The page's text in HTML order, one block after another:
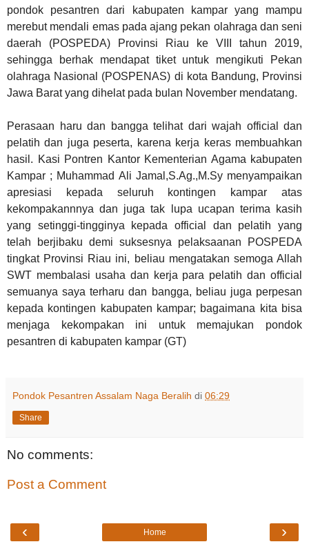
pondok pesantren dari kabupaten kampar yang mampu
merebut mendali emas pada ajang pekan olahraga dan seni
daerah (POSPEDA) Provinsi Riau ke VIII tahun 2019,
sehingga berhak mendapat tiket untuk mengikuti Pekan
olahraga Nasional (POSPENAS) di kota Bandung, Provinsi
Jawa Barat yang dihelat pada bulan November mendatang.
Perasaan haru dan bangga telihat dari wajah official dan
pelatih dan juga peserta, karena kerja keras membuahkan
hasil. Kasi Pontren Kantor Kementerian Agama kabupaten
Kampar ; Muhammad Ali Jamal,S.Ag.,M.Sy menyampaikan
apresiasi kepada seluruh kontingen kampar atas
kekompakannnya dan juga tak lupa ucapan terima kasih
yang setinggi-tingginya kepada official dan pelatih yang
telah berjibaku demi suksesnya pelaksaanan POSPEDA
tingkat Provinsi Riau ini, beliau mengatakan semoga Allah
SWT membalasi usaha dan kerja para pelatih dan official
semuanya saya terharu dan bangga, beliau juga perpesan
kepada kontingen kabupaten kampar; bagaimana kita bisa
menjaga kekompakan ini untuk memajukan pondok
pesantren di kabupaten kampar (GT)
Pondok Pesantren Assalam Naga Beralih di 06:29
Share
No comments:
Post a Comment
‹ ›
Home